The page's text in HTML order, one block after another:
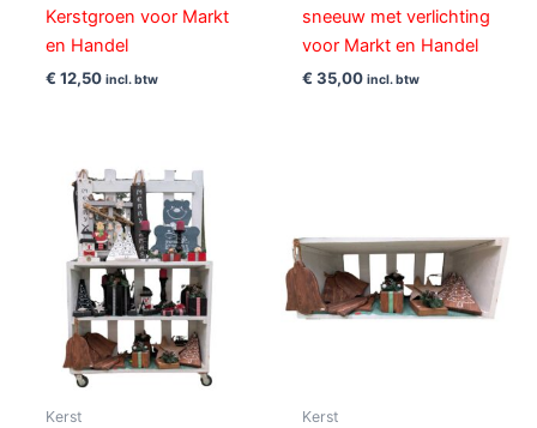
Kerstgroen voor Markt
en Handel
€ 12,50 incl. btw
sneeuw met verlichting
voor Markt en Handel
€ 35,00 incl. btw
Kerst Kerst